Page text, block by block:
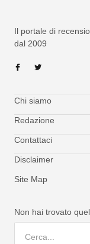
Il portale di
dal 2009
Chi siamo
Redazione
Contattaci
Disclaimer
Site Map
Non hai trovato